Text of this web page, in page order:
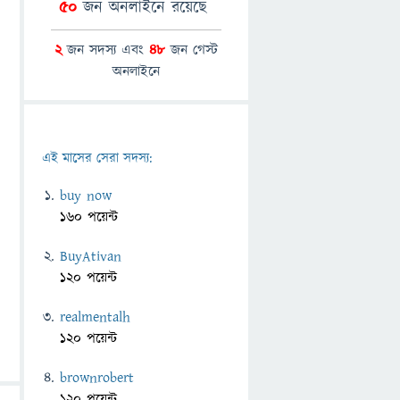
50জন অনলাইনে রয়েছে
2জন সদস্য এবং 48 জন গেস্ট
অনলাইনে
এই মাসের সেরা সদস্য:
buy now
160 পয়েন্ট
BuyAtivan
120 পয়েন্ট
realmentalh
120 পয়েন্ট
brownrobert